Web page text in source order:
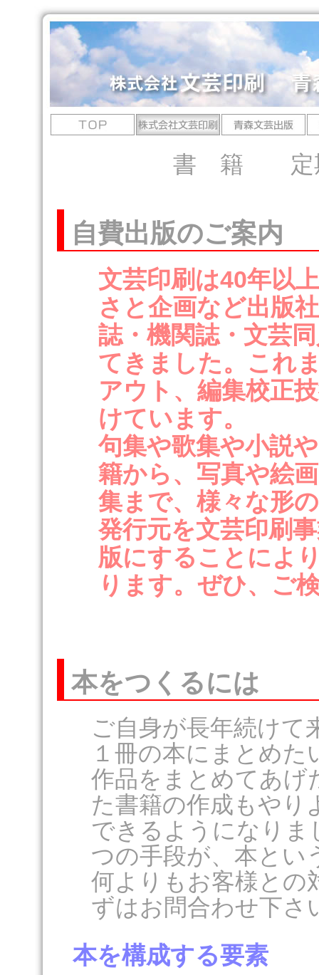
書 籍
自費出版のご案内
文芸印刷は40年以
さと企画など出版
誌・機関誌・文芸
てきました。これ
アウト、編集校正
けています。
句集や歌集や小説
籍から、写真や絵
集まで、様々な形
発行元を文芸印刷
版にすることによ
ります。ぜひ、ご
本をつくるには
ご自身が長年続けて
１冊の本にまとめ
作品をまとめてあげ
た書籍の作成もやり
できるようになりま
つの手段が、本とい
何よりもお客様との
ずはお問合わせ下さ
本を構成する要素